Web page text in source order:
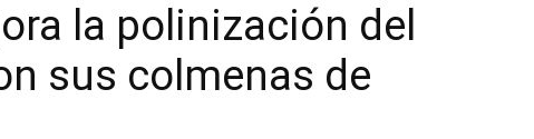
la polinización del
sus colmenas de